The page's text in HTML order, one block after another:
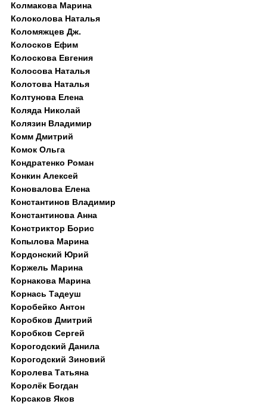
Колмакова Марина
Колоколова Наталья
Коломяжцев Дж.
Колосков Ефим
Колоскова Евгения
Колосова Наталья
Колотова Наталья
Колтунова Елена
Коляда Николай
Колязин Владимир
Комм Дмитрий
Комок Ольга
Кондратенко Роман
Конкин Алексей
Коновалова Елена
Константинов Владимир
Константинова Анна
Констриктор Борис
Копылова Марина
Кордонский Юрий
Коржель Марина
Корнакова Марина
Корнась Тадеуш
Коробейко Антон
Коробков Дмитрий
Коробков Сергей
Корогодский Данила
Корогодский Зиновий
Королева Татьяна
Королёк Богдан
Корсаков Яков